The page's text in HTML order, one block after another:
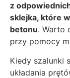
z
sklejka, które
betonu. Warto
przy pomocy
Kiedy szalunki
układania